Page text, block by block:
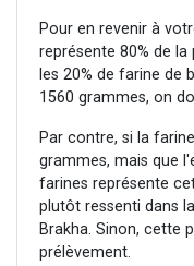
Pour en revenir à
représente 80% de la
les 20% de farine de
1560 grammes, on
Par contre, si la
grammes, mais que
farines représente
plutôt ressenti dans
Brakha. Sinon, cette
prélèvement.